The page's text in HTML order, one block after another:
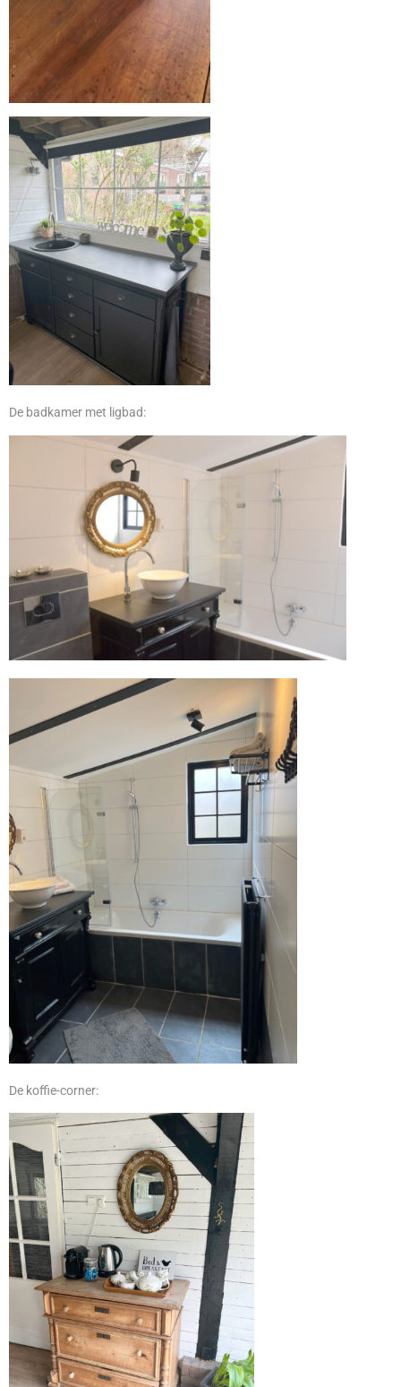
De badkamer met ligbad:
De koffie-corner: